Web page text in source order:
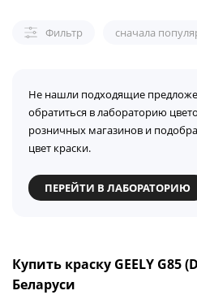
Фильтр сначала
Не нашли подходящие
обратиться в лабораторию
розничных магазинов и
цвет краски.
ПЕРЕЙТИ В ЛАБОРАТОРИЮ
Купить краску GEELY G85
Беларуси